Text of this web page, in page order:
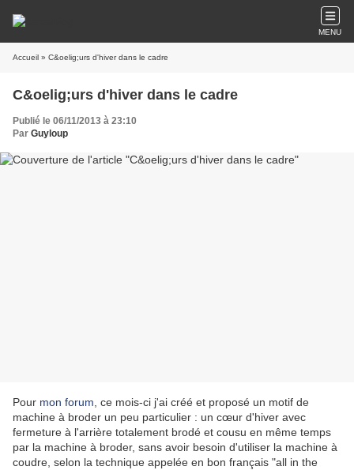
MENU
Accueil » C&oelig;urs d'hiver dans le cadre
C&oelig;urs d'hiver dans le cadre
Publié le 06/11/2013 à 23:10
Par Guyloup
Pour mon forum , ce mois-ci j'ai créé et proposé un motif de
machine à broder un peu particulier : un cœur d'hiver avec
fermeture à l'arrière totalement brodé et cousu en même temps
par la machine à broder, sans avoir besoin d'utiliser la machine à
coudre, selon la technique appelée en bon français "all in the